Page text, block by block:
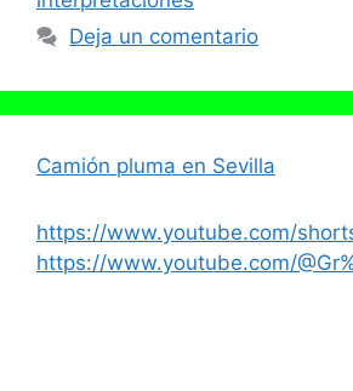
Deja un comentario
Camión pluma en Sevilla
https://www.youtube.com/
https://www.youtube.com/